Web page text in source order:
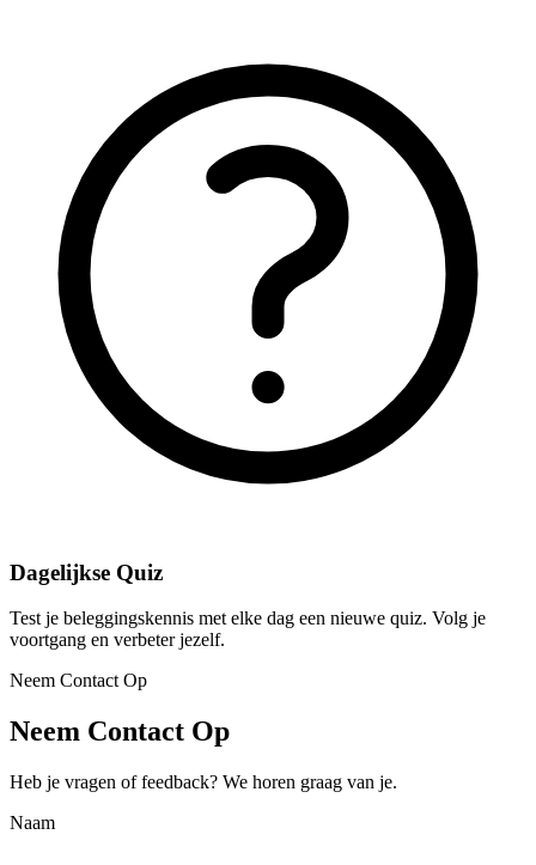
Dagelijkse Quiz
Test je beleggingskennis met elke dag een nieuwe quiz. Volg je
voortgang en verbeter jezelf.
Neem Contact Op
Neem Contact Op
Heb je vragen of feedback? We horen graag van je.
Naam